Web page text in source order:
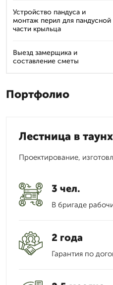
Устройство пандуса и
монтаж перил для пандусной
части крыльца
Выезд замерщика и
составление сметы
Портфолио
Лестница в
Проектирование,
3 чел.
В бригаде
2 года
Гарантия по